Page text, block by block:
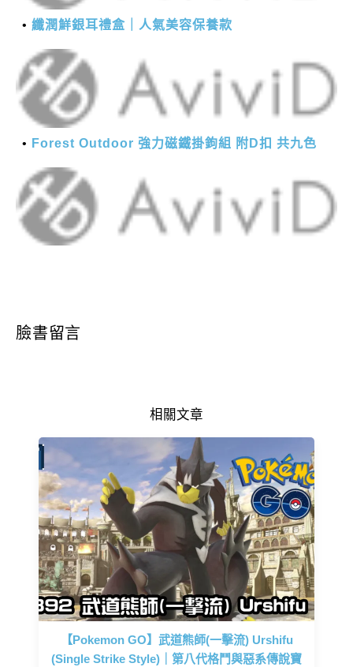
纖潤鮮銀耳禮盒｜人氣美容保養款
Forest Outdoor 強力磁鐵掛鉤組 附D扣 共九色
臉書留言
相關文章
【Pokemon GO】武道熊師(一擊流) Urshifu
(Single Strike Style)｜第八代格鬥與惡系傳說寶